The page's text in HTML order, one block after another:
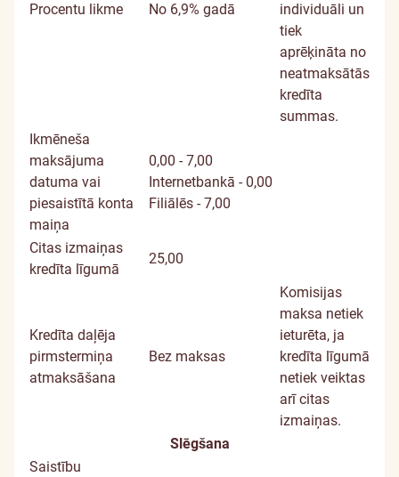
Procentu likme No 6,9% gadā
individuāli un
tiek
aprēķināta no
neatmaksātās
kredīta
summas.
Ikmēneša
maksājuma
datuma vai
piesaistītā konta
maiņa
0,00 - 7,00
Internetbankā - 0,00
Filiālēs - 7,00
Citas izmaiņas
kredīta līgumā
25,00
Kredīta daļēja
pirmstermiņa
atmaksāšana
Bez maksas
Komisijas
maksa netiek
ieturēta, ja
kredīta līgumā
netiek veiktas
arī citas
izmaiņas.
Slēgšana
Saistību